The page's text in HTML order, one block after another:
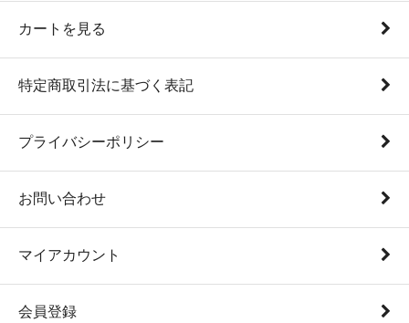
カートを見る
特定商取引法に基づく表記
プライバシーポリシー
お問い合わせ
マイアカウント
会員登録